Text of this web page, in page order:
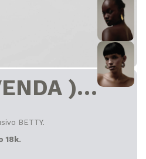
)
BETTY.
18k.